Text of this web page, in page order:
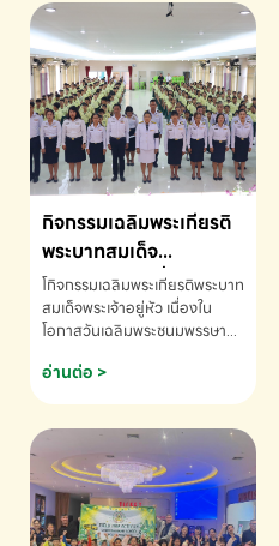
กิจกรรมเฉลิมพระเกียรติ
พระบาทสมเด็จ
พระเจ้าอยู่หัว เนื่องใน
โอกาสวันเฉลิม
พระชนมพรรษา
โกิจกรรมเฉลิมพระเกียรติพระบาท
สมเด็จพระเจ้าอยู่หัว เนื่องใน
โอกาสวันเฉลิมพระชนมพรรษา
ข้อมูลเพิ่มเติม โทร. 075-691910
อ่านต่อ >